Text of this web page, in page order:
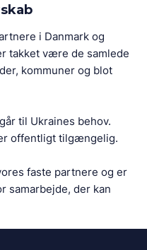
i Danmark og
takket være de samlede
kommuner og blot
til Ukraines behov.
offentligt tilgængelig.
faste partnere og er
samarbejde, der kan